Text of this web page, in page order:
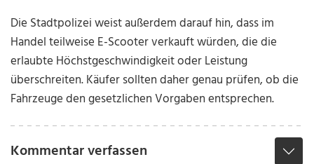
Die Stadtpolizei weist außerdem darauf hin, dass im
Handel teilweise E-Scooter verkauft würden, die die
erlaubte Höchstgeschwindigkeit oder Leistung
überschreiten. Käufer sollten daher genau prüfen, ob die
Fahrzeuge den gesetzlichen Vorgaben entsprechen.
Kommentar verfassen